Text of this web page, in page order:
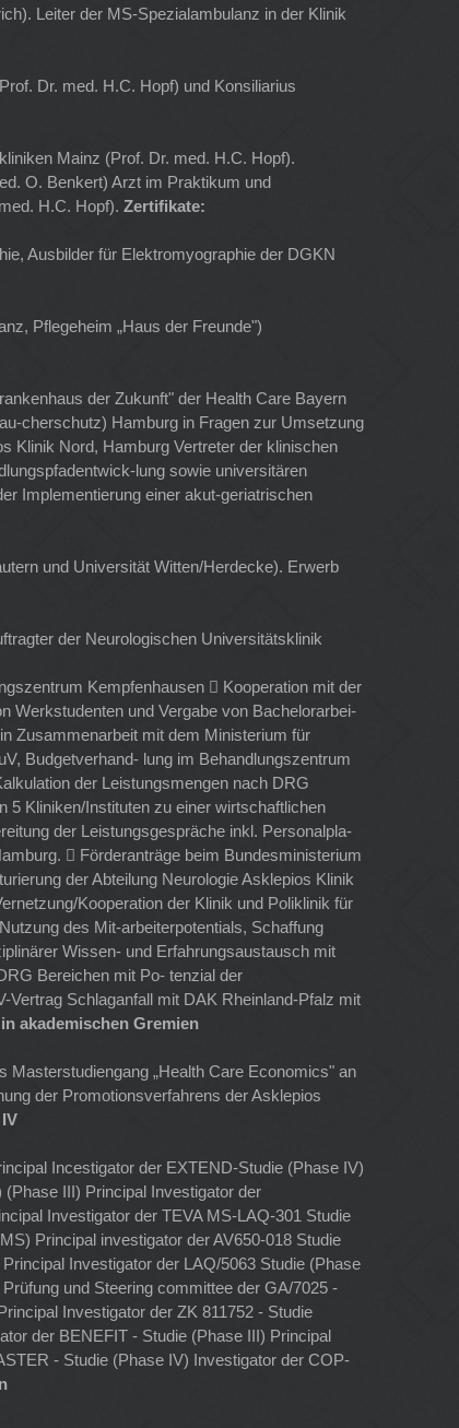
Leiter der MS-Spezialambulanz in der Klinik
Dr. med. H.C. Hopf) und Konsiliarius
Mainz (Prof. Dr. med. H.C. Hopf).
O. Benkert) Arzt im Praktikum und
H.C. Hopf). Zertifikate:
Ausbilder für Elektromyographie der DGKN
Pflegeheim „Haus der Freunde")
der Zukunft" der Health Care Bayern
cherschutz) Hamburg in Fragen zur Umsetzung
Klinik Nord, Hamburg Vertreter der klinischen
lung sowie universitären
Implementierung einer akut-geriatrischen
und Universität Witten/Herdecke). Erwerb
der Neurologischen Universitätsklinik
Kempfenhausen  Kooperation mit der
Werkstudenten und Vergabe von Bachelorarbei-
Zusammenarbeit mit dem Ministerium für
Budgetverhand- lung im Behandlungszentrum
der Leistungsmengen nach DRG
5 Kliniken/Instituten zu einer wirtschaftlichen
der Leistungsgespräche inkl. Personalpla-
 Förderanträge beim Bundesministerium
der Abteilung Neurologie Asklepios Klinik
Kooperation der Klinik und Poliklinik für
des Mit-arbeiterpotentials, Schaffung
Wissen- und Erfahrungsaustausch mit
Bereichen mit Po- tenzial der
Schlaganfall mit DAK Rheinland-Pfalz mit
akademischen Gremien
„Health Care Economics" an
der Promotionsverfahrens der Asklepios
Incestigator der EXTEND-Studie (Phase IV)
III) Principal Investigator der
Investigator der TEVA MS-LAQ-301 Studie
Principal investigator der AV650-018 Studie
Investigator der LAQ/5063 Studie (Phase
und Steering committee der GA/7025 -
Investigator der ZK 811752 - Studie
der BENEFIT - Studie (Phase III) Principal
- Studie (Phase IV) Investigator der COP-